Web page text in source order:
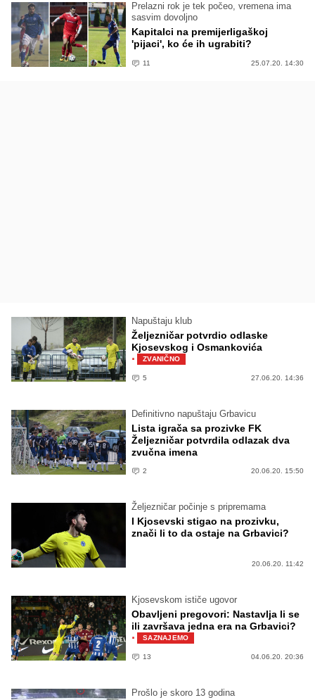
Prelazni rok je tek počeo, vremena ima
sasvim dovoljno
Kapitalci na premijerligaškoj
'pijaci', ko će ih ugrabiti?
11 25.07.20. 14:30
Napuštaju klub
Željezničar potvrdio odlaske
Kjosevskog i Osmankovića
· ZVANIČNO
5 27.06.20. 14:36
Definitivno napuštaju Grbavicu
Lista igrača sa prozivke FK
Željezničar potvrdila odlazak dva
zvučna imena
2 20.06.20. 15:50
Željezničar počinje s pripremama
I Kjosevski stigao na prozivku,
znači li to da ostaje na Grbavici?
20.06.20. 11:42
Kjosevskom ističe ugovor
Obavljeni pregovori: Nastavlja li se
ili završava jedna era na Grbavici?
· SAZNAJEMO
13 04.06.20. 20:36
Prošlo je skoro 13 godina